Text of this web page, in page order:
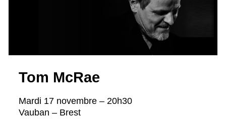
Tom McRae
Mardi 17 novembre – 20h30
Vauban – Brest